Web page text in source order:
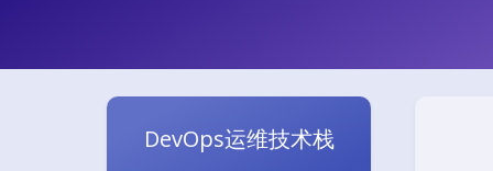
DevOps运维技术栈